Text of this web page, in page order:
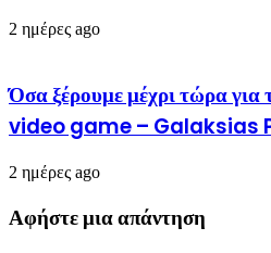
2 ημέρες ago
Όσα ξέρουμε μέχρι τώρα για
video game – Galaksias
2 ημέρες ago
Αφήστε μια απάντηση